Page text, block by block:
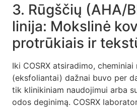
3. Rūgščių (AHA/
linija: Mokslinė
protrūkiais ir
Iki COSRX atsiradimo,
(eksfoliantai) dažnai buvo per
tik klinikiniam naudojimui arba
odos deginimą. COSRX